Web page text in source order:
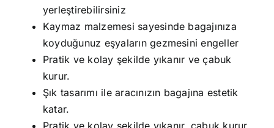
yerleştirebilirsiniz
Kaymaz malzemesi sayesinde bagajınıza
koyduğunuz eşyaların gezmesini engeller
Pratik ve kolay şekilde yıkanır ve çabuk
kurur.
Şık tasarımı ile aracınızın bagajına estetik
katar.
Pratik ve kolay şekilde yıkanır, çabuk kurur